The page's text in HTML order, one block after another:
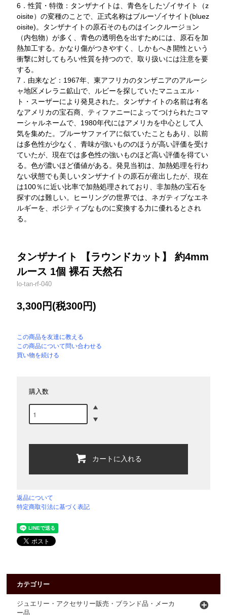
6．性質・特徴：タンザナイトは、青色をしたゾイサイト（z
oisite）の変種のことで、正式名称はブルーゾイサイト(bluez
oisite)。タンザナイトの原石そのものはインクルージョン
（内包物）が多く、青色の透明色を出すためには、原石を加
熱加工する。かなり傷がつきやすく、しかもへき開性という
衝撃に対してもろい性質を持つので、取り扱いには注意を要
する。
7．由来など：1967年、東アフリカのタンザニアのアルーシ
ャ地区メレラニ鉱山で、ルビーを探していたマニュエル・
ト・スーザーにより発見された。タンザナイトの名前は有名
なアメリカの宝石商、ティファニーによってつけられたコマ
ーシャルネームで、1980年代にはアメリカを中心として人
気を集めた。ブルーサファイアに似ていたこともあり、以前
は多色性が少なく、青味が強いもののほうが高い評価を受け
ていたが、現在では多色性の強いものほど高い評価を得てい
る。色が濃いほど価値がある。発見当初は、加熱処理を行わ
ない状態でも美しいタンザナイトの原石が産出したが、現在
は100％に近い比率で加熱処理されており、非加熱の宝石を
探すのは難しい。ヒーリングの世界では、ネガティブなエネ
ルギーを、ポジティブなものに変換する力に優れるとされ
る。
タンザナイト 【ラウンドカット】 約4mm
ルース 1個 裸石 天然石
lo-tan-rf-040
3,300円(税300円)
この商品を友達に教える
この商品について問い合わせる
買い物を続ける
購入数
カートに入れる
返品について
特定商取引法に基づく表記
カテゴリー
ジュエリー・アクセサリー販売・ブランド品・メーカ
ー品